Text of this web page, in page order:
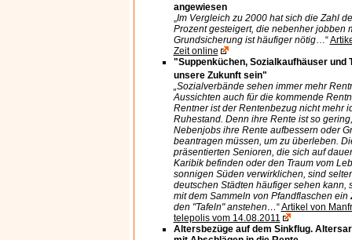
angewiesen
„Im Vergleich zu 2000 hat sich die Zahl
Prozent gesteigert, die nebenher jobben
Grundsicherung ist häufiger nötig…“
Zeit online
"Suppenküchen, Sozialkaufhäuser und
unsere Zukunft sein"
„Sozialverbände sehen immer mehr
Aussichten auch für die kommende
Rentner ist der Rentenbezug nicht mehr
Ruhestand. Denn ihre Rente ist so
Nebenjobs ihre Rente aufbessern oder
beantragen müssen, um zu überleben.
präsentierten Senioren, die sich auf
Karibik befinden oder den Traum vom
sonnigen Süden verwirklichen, sind
deutschen Städten häufiger sehen kann,
mit dem Sammeln von Pfandflaschen
den "Tafeln" anstehen…“Artikel von
telepolis vom 14.08.2011
Altersbezüge auf dem Sinkflug.